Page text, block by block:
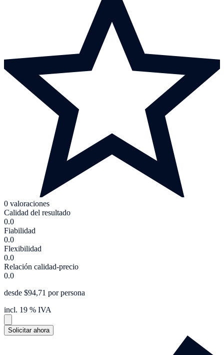
0 valoraciones
Calidad del resultado
0.0
Fiabilidad
0.0
Flexibilidad
0.0
Relación calidad-precio
0.0
desde $94,71 por persona
incl. 19 % IVA
Solicitar ahora